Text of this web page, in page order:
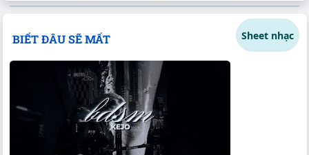
BIẾT ĐÂU SẼ MẤT Sheet nhạc